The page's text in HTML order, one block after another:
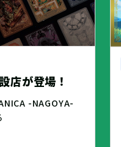
店が登場！
-NAGOYA-